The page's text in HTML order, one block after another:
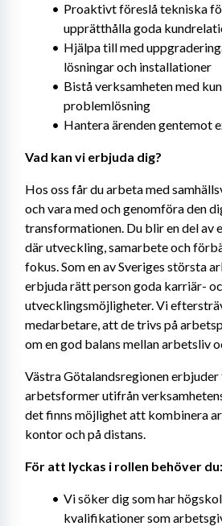
Proaktivt föreslå tekniska
upprätthålla goda
Hjälpa till med
lösningar och installationer
Bistå verksamheten med
problemlösning
Hantera ärenden gentemot
Vad kan vi erbjuda dig?
Hos oss får du arbeta med
och vara med och genomföra den
transformationen. Du blir en del av
där utveckling, samarbete och
fokus. Som en av Sveriges största
erbjuda rätt person goda karriär-
utvecklingsmöjligheter. Vi
medarbetare, att de trivs på
om en god balans mellan arbetsliv
Västra Götalandsregionen
arbetsformer utifrån
det finns möjlighet att kombinera
kontor och på distans.
För att lyckas i rollen behöver du:
Vi söker dig som har
kvalifikationer som